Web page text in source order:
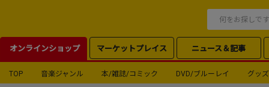
オンラインショップ マーケットプレイス ニュース＆記事
TOP 音楽ジャンル 本/雑誌/コミック DVD/ブルーレイ グッズ